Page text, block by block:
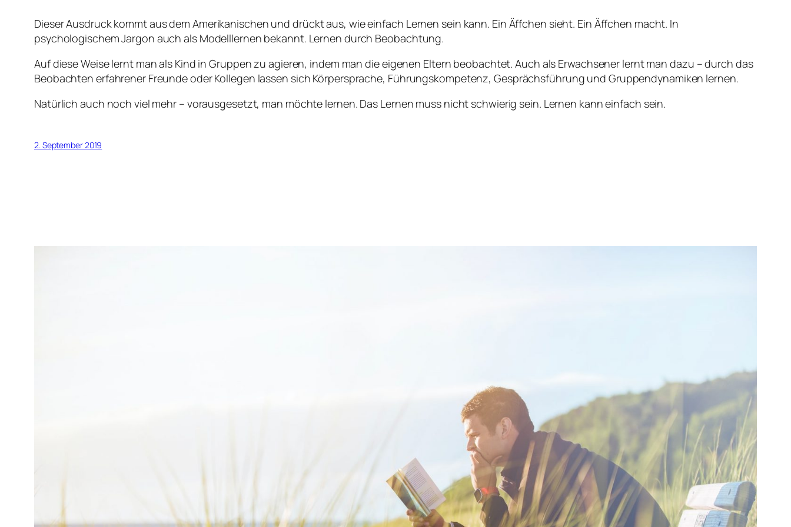
Dieser Ausdruck kommt aus dem Amerikanischen und drückt aus, wie einfach Lernen sein kann. Ein Äffchen sieht. Ein Äffchen macht. In
psychologischem Jargon auch als Modelllernen bekannt. Lernen durch Beobachtung.
Auf diese Weise lernt man als Kind in Gruppen zu agieren, indem man die eigenen Eltern beobachtet. Auch als Erwachsener lernt man dazu – durch das
Beobachten erfahrener Freunde oder Kollegen lassen sich Körpersprache, Führungskompetenz, Gesprächsführung und Gruppendynamiken lernen.
Natürlich auch noch viel mehr – vorausgesetzt, man möchte lernen. Das Lernen muss nicht schwierig sein. Lernen kann einfach sein.
2. September 2019